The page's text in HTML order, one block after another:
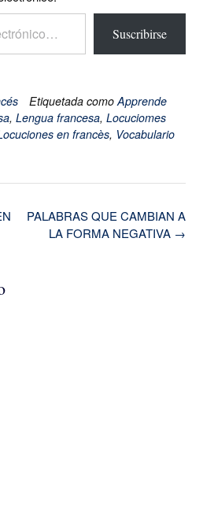
Suscribirse
Etiquetada como Apprende
, Lengua francesa, Locuciomes
en francès, Vocabulario
PALABRAS QUE CAMBIAN A
LA FORMA NEGATIVA →